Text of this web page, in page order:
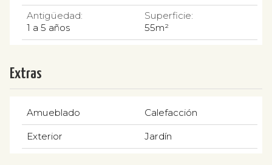
Antigüedad:
1 a 5 años
Superficie:
55m²
Extras
Amueblado Calefacción
Exterior Jardín